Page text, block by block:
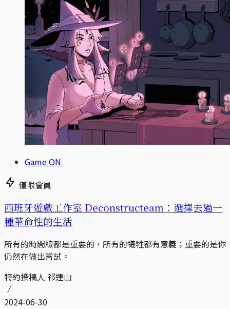
Game ON
僅限會員
西班牙遊戲工作室 Deconstructeam：選擇去過一
種革命性的生活
所有的時間線都是重要的，所有的犧牲都有意義；重要的是你
仍然在做出嘗試。
特約撰稿人 祁連山
2024-06-30